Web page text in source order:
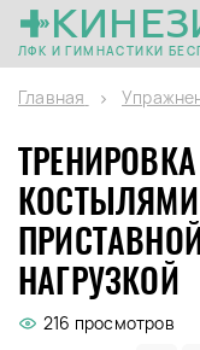
ЛФК И ГИМНАСТИКИ
Главная
НАГРУЗКОЙ
216 просмотров